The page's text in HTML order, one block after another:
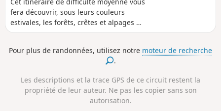
fera découvrir, sous leurs couleurs
estivales, les forêts, crêtes et alpages du
Domaine Nordique de Sur-Lyand -
randonnée, de nombreux points de vue
panoramique s'offriront à vous.
Pour plus de randonnées, utilisez notre moteur de recherche
.
Les descriptions et la trace GPS de ce circuit restent la
propriété de leur auteur. Ne pas les copier sans son
autorisation.